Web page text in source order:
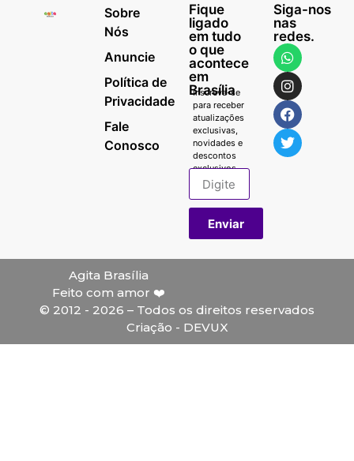
Sobre
Nós
Anuncie
Política de
Privacidade
Fale
Conosco
Fique
ligado
em tudo
o que
acontece
em
Brasília
Inscreva-se
para receber
atualizações
exclusivas,
novidades e
descontos
exclusivos.
Enviar
Siga-nos
nas
redes.
Agita Brasília
Feito com amor ❤️
© 2012 - 2026 – Todos os direitos reservados
Criação - DEVUX